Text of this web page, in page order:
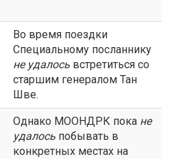
Во время поездки
Специальному посланнику
не удалось встретиться со
старшим генералом Тан
Шве.
Однако МООНДРК пока не
удалось побывать в
конкретных местах на